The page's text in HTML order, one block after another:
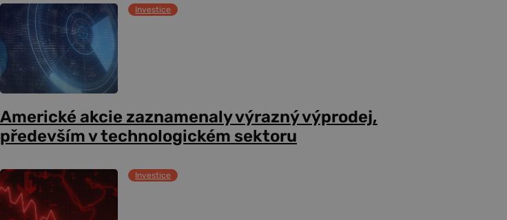
Investice
Americké akcie zaznamenaly výrazný výprodej,
především v technologickém sektoru
Investice